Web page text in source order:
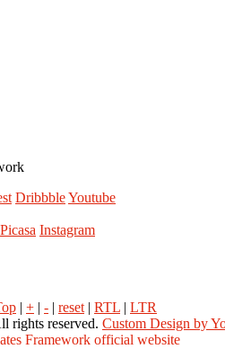
DribbbleYoutube
Picasa Instagram
| + | - | reset | RTL | LTR
rights reserved. Custom Design by
Framework official website